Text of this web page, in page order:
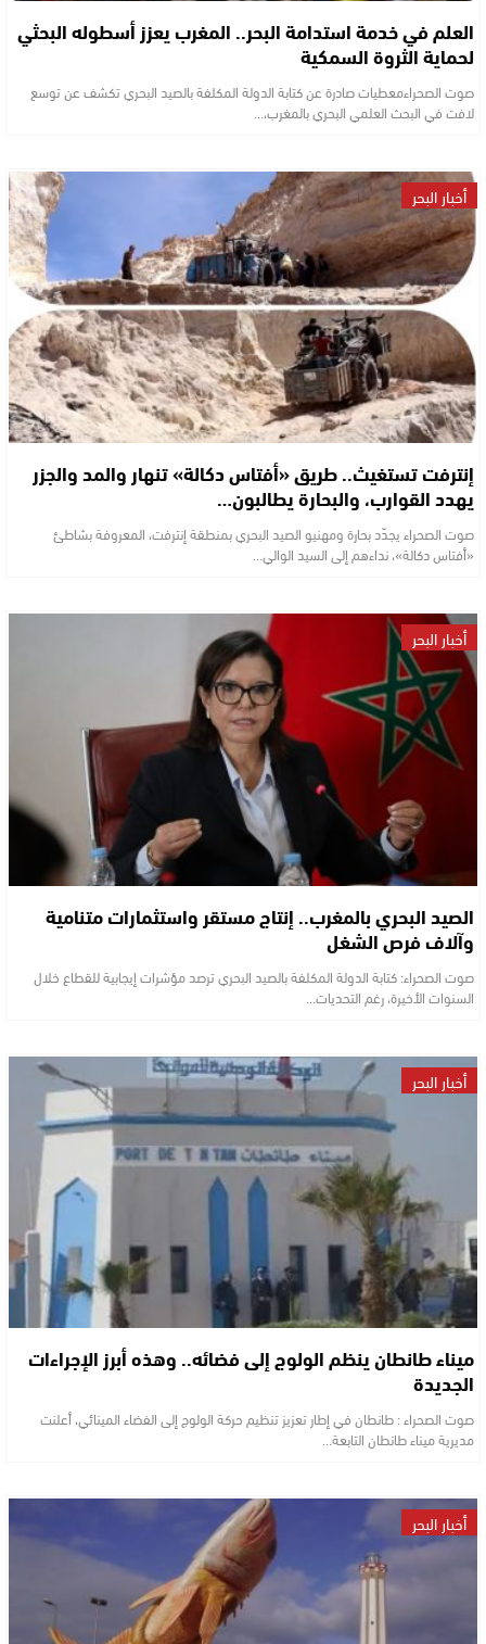
العلم في خدمة استدامة البحر.. المغرب يعزز أسطوله البحثي
لحماية الثروة السمكية
صوت الصحراءمعطيات صادرة عن كتابة الدولة المكلفة بالصيد البحري تكشف عن توسع
لافت في البحث العلمي البحري بالمغرب،…
أخبار البحر
إنترفت تستغيث.. طريق «أفتاس دكالة» تنهار والمد والجزر
يهدد القوارب، والبحارة يطالبون…
صوت الصحراء يجدّد بحارة ومهنيو الصيد البحري بمنطقة إنترفت، المعروفة بشاطئ
«أفتاس دكالة»، نداءهم إلى السيد الوالي…
أخبار البحر
الصيد البحري بالمغرب.. إنتاج مستقر واستثمارات متنامية
وآلاف فرص الشغل
صوت الصحراء: كتابة الدولة المكلفة بالصيد البحري ترصد مؤشرات إيجابية للقطاع خلال
السنوات الأخيرة، رغم التحديات…
أخبار البحر
ميناء طانطان ينظم الولوج إلى فضائه.. وهذه أبرز الإجراءات
الجديدة
صوت الصحراء : طانطان في إطار تعزيز تنظيم حركة الولوج إلى الفضاء المينائي، أعلنت
مديرية ميناء طانطان التابعة…
أخبار البحر